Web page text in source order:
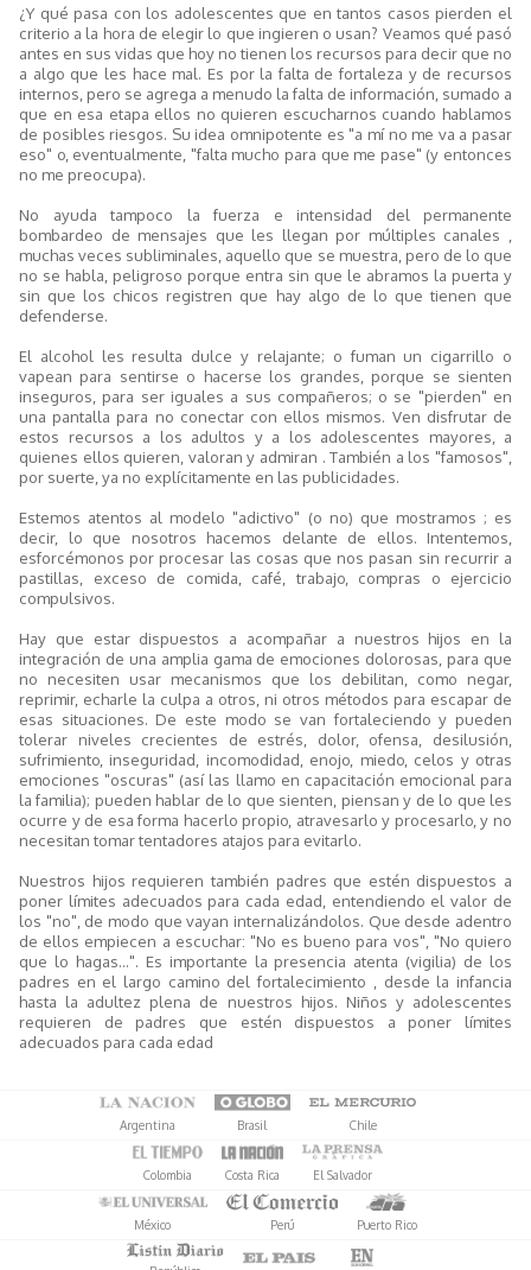
¿Y qué pasa con los adolescentes que en tantos casos pierden el
criterio a la hora de elegir lo que ingieren o usan? Veamos qué pasó
antes en sus vidas que hoy no tienen los recursos para decir que no
a algo que les hace mal. Es por la falta de fortaleza y de recursos
internos, pero se agrega a menudo la falta de información, sumado a
que en esa etapa ellos no quieren escucharnos cuando hablamos
de posibles riesgos. Su idea omnipotente es "a mí no me va a pasar
eso" o, eventualmente, "falta mucho para que me pase" (y entonces
no me preocupa).
No ayuda tampoco la fuerza e intensidad del permanente
bombardeo de mensajes que les llegan por múltiples canales ,
muchas veces subliminales, aquello que se muestra, pero de lo que
no se habla, peligroso porque entra sin que le abramos la puerta y
sin que los chicos registren que hay algo de lo que tienen que
defenderse.
El alcohol les resulta dulce y relajante; o fuman un cigarrillo o
vapean para sentirse o hacerse los grandes, porque se sienten
inseguros, para ser iguales a sus compañeros; o se "pierden" en
una pantalla para no conectar con ellos mismos. Ven disfrutar de
estos recursos a los adultos y a los adolescentes mayores, a
quienes ellos quieren, valoran y admiran . También a los "famosos",
por suerte, ya no explícitamente en las publicidades.
Estemos atentos al modelo "adictivo" (o no) que mostramos ; es
decir, lo que nosotros hacemos delante de ellos. Intentemos,
esforcémonos por procesar las cosas que nos pasan sin recurrir a
pastillas, exceso de comida, café, trabajo, compras o ejercicio
compulsivos.
Hay que estar dispuestos a acompañar a nuestros hijos en la
integración de una amplia gama de emociones dolorosas, para que
no necesiten usar mecanismos que los debilitan, como negar,
reprimir, echarle la culpa a otros, ni otros métodos para escapar de
esas situaciones. De este modo se van fortaleciendo y pueden
tolerar niveles crecientes de estrés, dolor, ofensa, desilusión,
sufrimiento, inseguridad, incomodidad, enojo, miedo, celos y otras
emociones "oscuras" (así las llamo en capacitación emocional para
la familia); pueden hablar de lo que sienten, piensan y de lo que les
ocurre y de esa forma hacerlo propio, atravesarlo y procesarlo, y no
necesitan tomar tentadores atajos para evitarlo.
Nuestros hijos requieren también padres que estén dispuestos a
poner límites adecuados para cada edad, entendiendo el valor de
los "no", de modo que vayan internalizándolos. Que desde adentro
de ellos empiecen a escuchar: "No es bueno para vos", "No quiero
que lo hagas…". Es importante la presencia atenta (vigilia) de los
padres en el largo camino del fortalecimiento , desde la infancia
hasta la adultez plena de nuestros hijos. Niños y adolescentes
requieren de padres que estén dispuestos a poner límites
adecuados para cada edad
Argentina Brasil Chile
Colombia Costa Rica El Salvador
México Perú Puerto Rico